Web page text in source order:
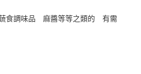
食調味品 麻醬等等之類的 有需